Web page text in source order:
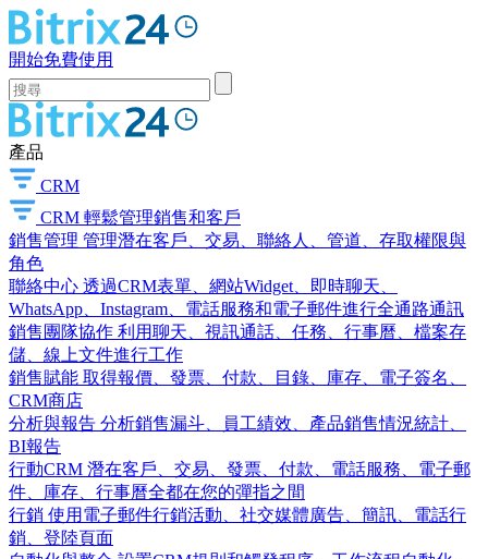
開始免費使用
產品
CRM
CRM 輕鬆管理銷售和客戶
銷售管理 管理潛在客戶、交易、聯絡人、管道、存取權限與
角色
聯絡中心 透過CRM表單、網站Widget、即時聊天、
WhatsApp、Instagram、電話服務和電子郵件進行全通路通訊
銷售團隊協作 利用聊天、視訊通話、任務、行事曆、檔案存
儲、線上文件進行工作
銷售賦能 取得報價、發票、付款、目錄、庫存、電子簽名、
CRM商店
分析與報告 分析銷售漏斗、員工績效、產品銷售情況統計、
BI報告
行動CRM 潛在客戶、交易、發票、付款、電話服務、電子郵
件、庫存、行事曆全都在您的彈指之間
行銷 使用電子郵件行銷活動、社交媒體廣告、簡訊、電話行
銷、登陸頁面